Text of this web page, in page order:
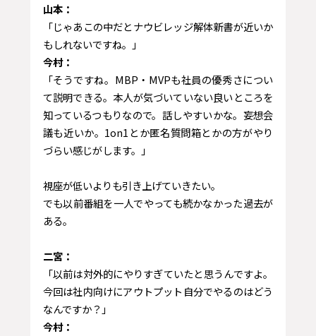
山本：
「じゃあこの中だとナウビレッジ解体新書が近いか
もしれないですね。」
今村：
「そうですね。MBP・MVPも社員の優秀さについ
て説明できる。本人が気づいていない良いところを
知っているつもりなので。話しやすいかな。妄想会
議も近いか。1on1とか匿名質問箱とかの方がやり
づらい感じがします。」
視座が低いよりも引き上げていきたい。
でも以前番組を一人でやっても続かなかった過去が
ある。
二宮：
「以前は対外的にやりすぎていたと思うんですよ。
今回は社内向けにアウトプット自分でやるのはどう
なんですか？」
今村：